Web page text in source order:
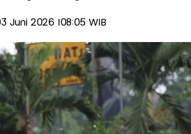
Juni 2026 |08:05 WIB